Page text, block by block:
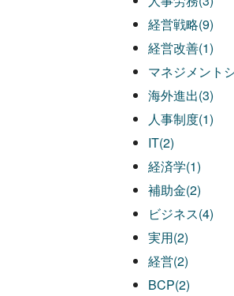
経営戦略(9)
経営改善(1)
マネジメント
海外進出(3)
人事制度(1)
IT(2)
経済学(1)
補助金(2)
ビジネス(4)
実用(2)
経営(2)
BCP(2)